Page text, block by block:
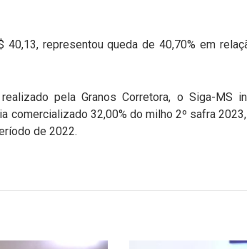
representou queda de 40,70% em
pela Granos Corretora, o Siga-MS
comercializado 32,00% do milho 2º safra
de 2022.